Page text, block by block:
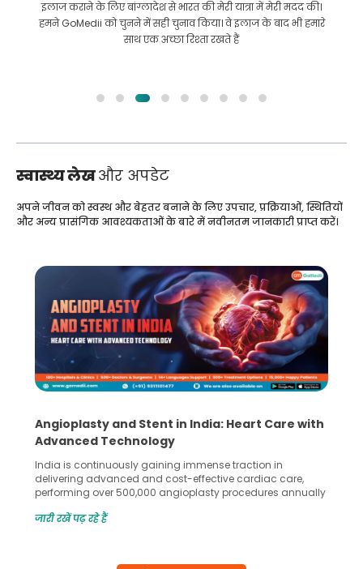
इलाज कराने के लिए बांग्लादेश से भारत की मेरी यात्रा में मेरी मदद की।
हमने GoMedii को चुनने में सही चुनाव किया। वे इलाज के बाद भी हमारे
साथ एक अच्छा रिश्ता रखते हैं
स्वास्थ्य लेखऔर अपडेट
अपने जीवन को स्वस्थ और बेहतर बनाने के लिए उपचार, प्रक्रियाओं, स्थितियों
और अन्य प्रासंगिक आवश्यकताओं के बारे में नवीनतम जानकारी प्राप्त करें।
with
annually
and
5 Essential Steps for Effective Human
Collection and Processing Methods
Human sperm collection and processing are critical
in advanced reproductive techniques like In Vitro
Fertilization (IVF) and intrauterine insemination (IUI).
challenges and help couples achieve their dream of
collected, they process the
जारी रखें पढ़ रहे हैं